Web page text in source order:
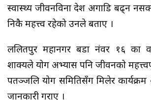
स्वास्थ्य जीवनविना देश अगाडि बढ्न
निकै महत्त्व रहेको उनले बताए ।
ललितपुर महानगर बडा नंवर १६ का
शाक्यले योग अभ्यास पनि जीवनको
पतञ्जलि योग समितिसँग मिलेर
जानकारी गराए ।